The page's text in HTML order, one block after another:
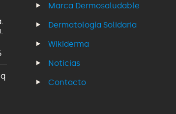
Marca Dermosaludable
Dermatología Solidaria
Wikiderma
Noticias
Contacto